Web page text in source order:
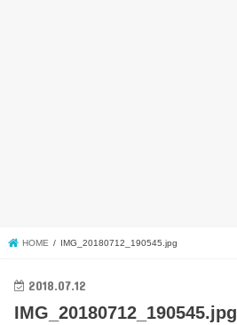
HOME IMG_20180712_190545.jpg
2018.07.12
IMG_20180712_190545.jpg